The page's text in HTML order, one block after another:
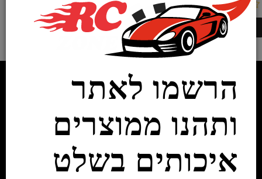
הרשמו לאתר
ותהנו ממוצרים
איכותים בשלט